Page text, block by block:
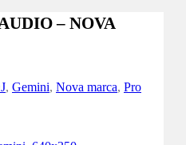
– NOVA
, Gemini, Nova marca, Pro